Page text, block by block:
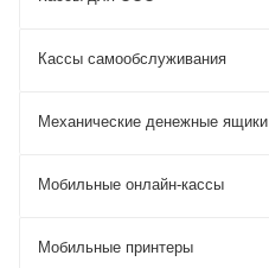
Кассы самообслуживания
Механические денежные ящики
Мобильные онлайн-кассы
Мобильные принтеры